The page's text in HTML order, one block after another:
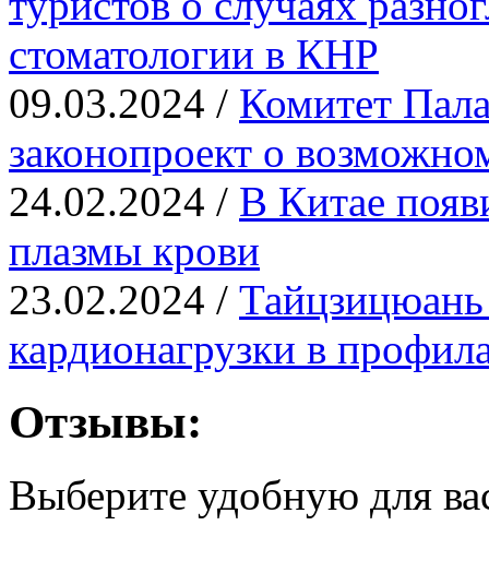
стоматологии в КНР
09.03.2024 / Комитет
законопроект о
24.02.2024 / В Китае
плазмы крови
23.02.2024 / Тайцзицюань
кардионагрузки в
Отзывы:
Выберите удобную для